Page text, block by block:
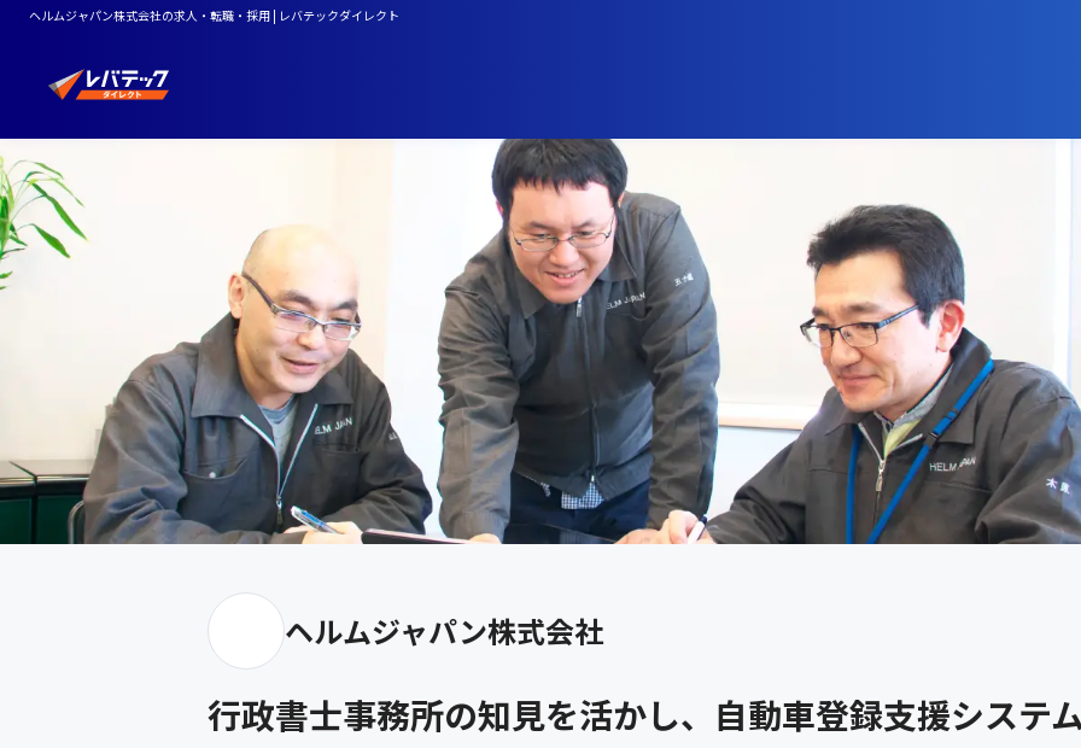
ヘルムジャパン株式会社の求人・転職・採用 | レバテックダイレクト
ヘルムジャパン株式会社
行政書士事務所の知見を活かし、自動車登録支援システ